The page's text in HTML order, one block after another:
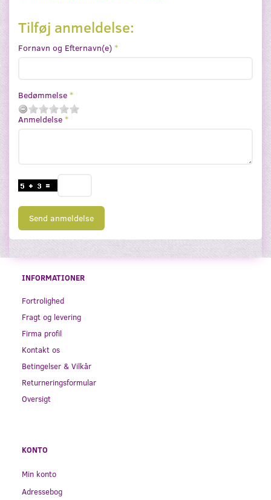
Tilføj anmeldelse:
Fornavn og Efternavn(e)
Bedømmelse
Anmeldelse
Send anmeldelse
INFORMATIONER
Fortrolighed
Fragt og levering
Firma profil
Kontakt os
Betingelser & Vilkår
Returneringsformular
Oversigt
KONTO
Min konto
Adressebog